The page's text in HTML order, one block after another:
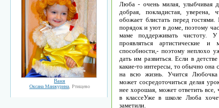
Ваня
Оксана Манжурина, Ртищево
Люба - очень милая, улыбчивая
добрая, покладистая, уверена,
обожает блистать перед гостями.
порядок и уют в доме, поэтому
маме поддерживать чистоту.
проявляться артистические и
способности,- поэтому неплохо
дать им развиться. Если в
какие-то интересы, то обычно она
на всю жизнь. Учится Любочка
может сосредоточиться делая
нее хорошая, может ответить все,
в классеУже в школе Люба
заметили.